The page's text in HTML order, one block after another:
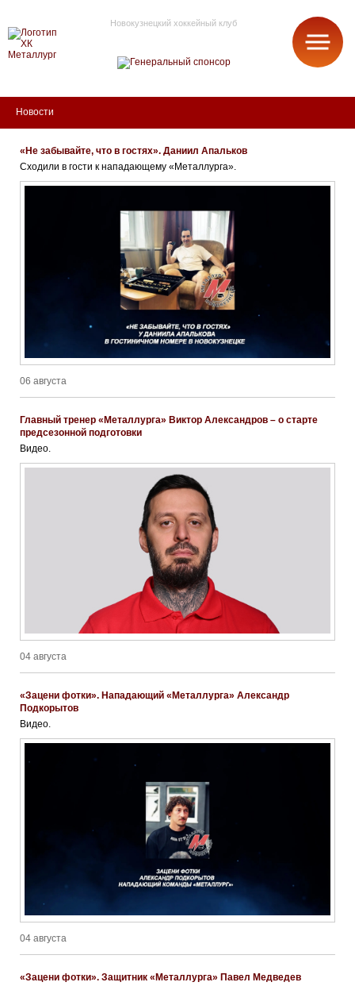
Новокузнецкий хоккейный клуб
Новости
«Не забывайте, что в гостях». Даниил Апальков
Сходили в гости к нападающему «Металлурга».
06 августа
Главный тренер «Металлурга» Виктор Александров – о старте
предсезонной подготовки
Видео.
04 августа
«Зацени фотки». Нападающий «Металлурга» Александр
Подкорытов
Видео.
04 августа
«Зацени фотки». Защитник «Металлурга» Павел Медведев